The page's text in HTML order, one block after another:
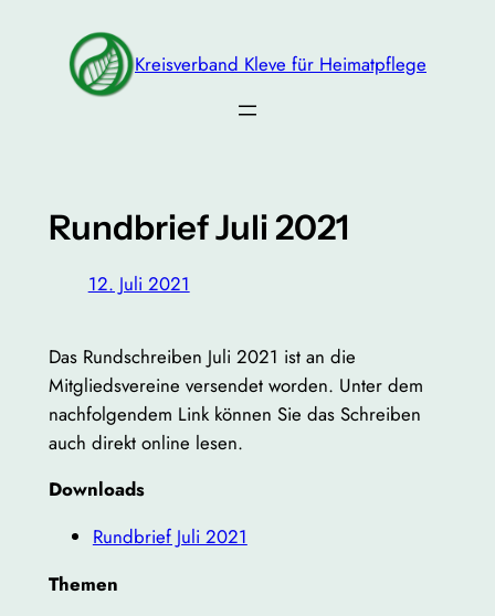
springen
Kreisverband Kleve für Heimatpflege
Rundbrief Juli 2021
12. Juli 2021
Das Rundschreiben Juli 2021 ist an die
Mitgliedsvereine versendet worden. Unter dem
nachfolgendem Link können Sie das Schreiben
auch direkt online lesen.
Downloads
Rundbrief Juli 2021
Themen